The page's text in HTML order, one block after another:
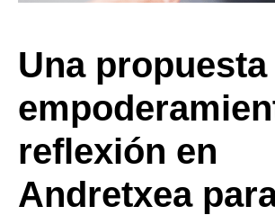
Una propuesta
reflexión en
Andretxea